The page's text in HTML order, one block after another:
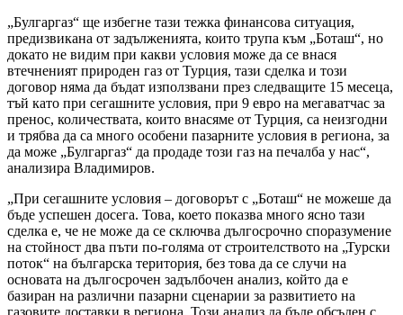
„Булгаргаз“ ще избегне тази тежка финансова ситуация,
предизвикана от задълженията, които трупа към „Боташ“, но
докато не видим при какви условия може да се внася
втечненият природен газ от Турция, тази сделка и този
договор няма да бъдат използвани през следващите 15 месеца,
тъй като при сегашните условия, при 9 евро на мегаватчас за
пренос, количествата, които внасяме от Турция, са неизгодни
и трябва да са много особени пазарните условия в региона, за
да може „Булгаргаз“ да продаде този газ на печалба у нас“,
анализира Владимиров.
„При сегашните условия – договорът с „Боташ“ не можеше да
бъде успешен досега. Това, което показва много ясно тази
сделка е, че не може да се сключва дългосрочно споразумение
на стойност два пъти по-голяма от строителството на „Турски
поток“ на българска територия, без това да се случи на
основата на дългосрочен задълбочен анализ, който да е
базиран на различни пазарни сценарии за развитието на
газовите доставки в региона. Този анализ да бъде обсъден с